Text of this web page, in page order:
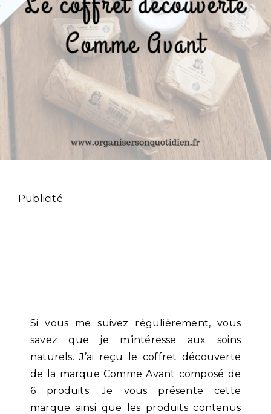
Publicité
Si vous me suivez régulièrement, vous
savez que je m’intéresse aux soins
naturels. J’ai reçu le coffret découverte
de la marque Comme Avant composé de
6 produits. Je vous présente cette
marque ainsi que les produits contenus